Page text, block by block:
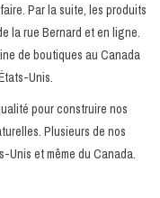
Par la suite, les produits
la rue Bernard et en ligne.
de boutiques au Canada
Unis.
pour construire nos
Plusieurs de nos
Unis et même du Canada.